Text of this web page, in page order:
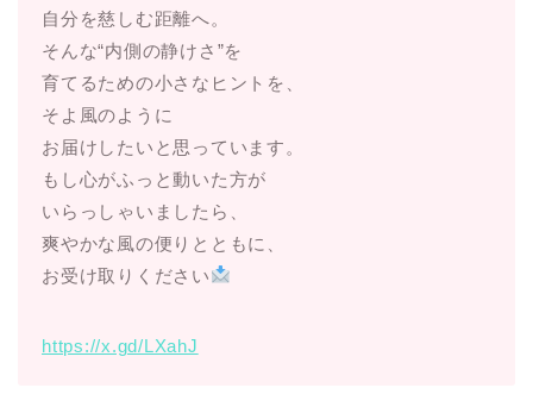
自分を慈しむ距離へ。
そんな“内側の静けさ”を
育てるための小さなヒントを、
そよ風のように
お届けしたいと思っています。
もし心がふっと動いた方が
いらっしゃいましたら、
爽やかな風の便りとともに、
お受け取りください
https://x.gd/LXahJ